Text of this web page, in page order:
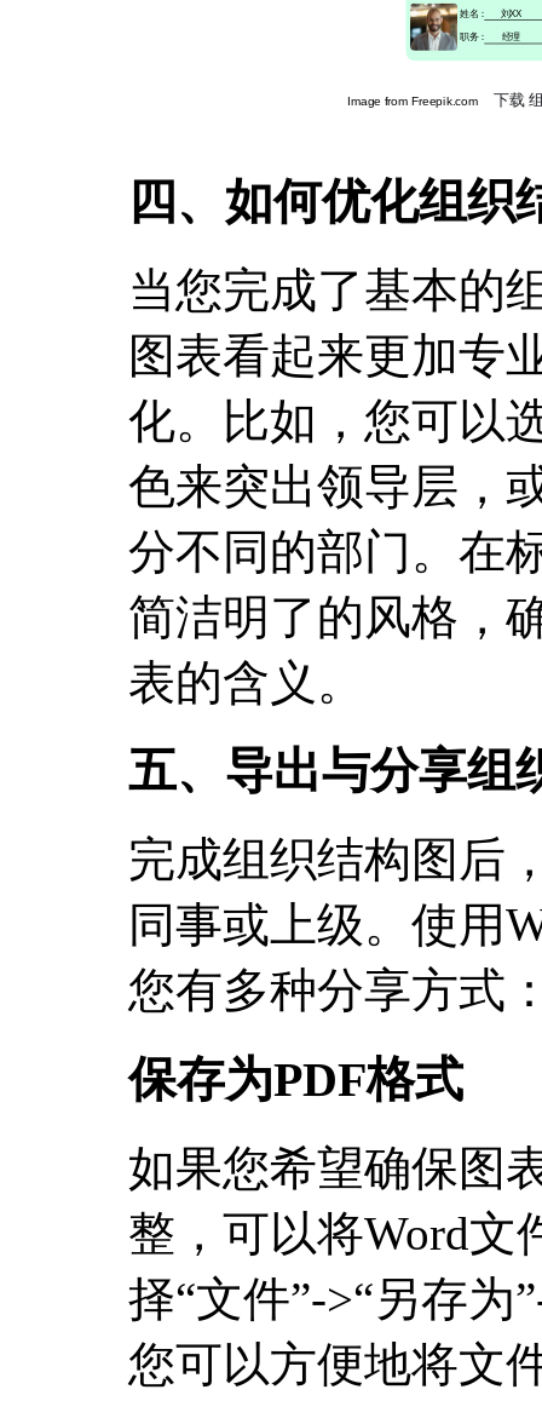
四、如何优化组织
当您完成了基本的
图表看起来更加专
化。比如，您可以
色来突出领导层，
分不同的部门。在
简洁明了的风格，
表的含义。
五、导出与分享组
完成组织结构图后
同事或上级。使用
您有多种分享方式
保存为PDF格式
如果您希望确保图
整，可以将Word文
择“文件”->“另存为
您可以方便地将文